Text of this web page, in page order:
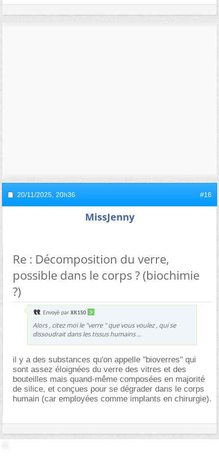
20/11/2025, 20h36 #16
MissJenny
Re : Décomposition du verre,
possible dans le corps ? (biochimie
?)
Envoyé par XK150
Alors , citez moi le "verre " que vous voulez , qui se
dissoudrait dans les tissus humains ...
il y a des substances qu'on appelle "bioverres" qui
sont assez éloignées du verre des vitres et des
bouteilles mais quand-même composées en majorité
de silice, et conçues pour se dégrader dans le corps
humain (car employées comme implants en chirurgie).